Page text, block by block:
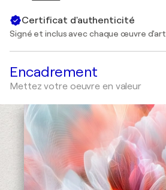
Certificat d'authenticité
Signé et inclus avec chaque œuvre d'art
Encadrement
Mettez votre oeuvre en valeur